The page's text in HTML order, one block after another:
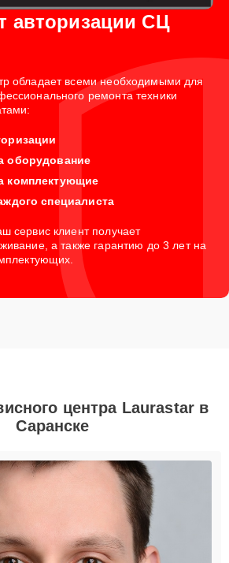
авторизации СЦ
обладает всеми необходимыми для
ремонта техники
оборудование
комплектующие
специалиста
сервис клиент получает
а также гарантию до 3 лет на
центра Laurastar в
Саранске